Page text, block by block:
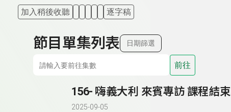
加入稍後收聽 逐字稿
節目單集列表 日期篩選
前往
156- 嗨義大利 來賓專訪 課程結束
2025-09-05